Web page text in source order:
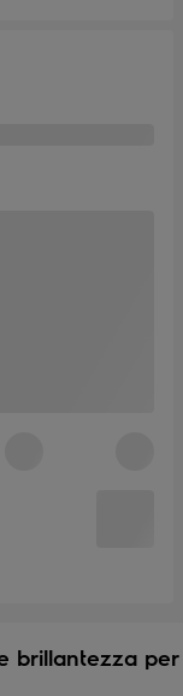
brillantezza per